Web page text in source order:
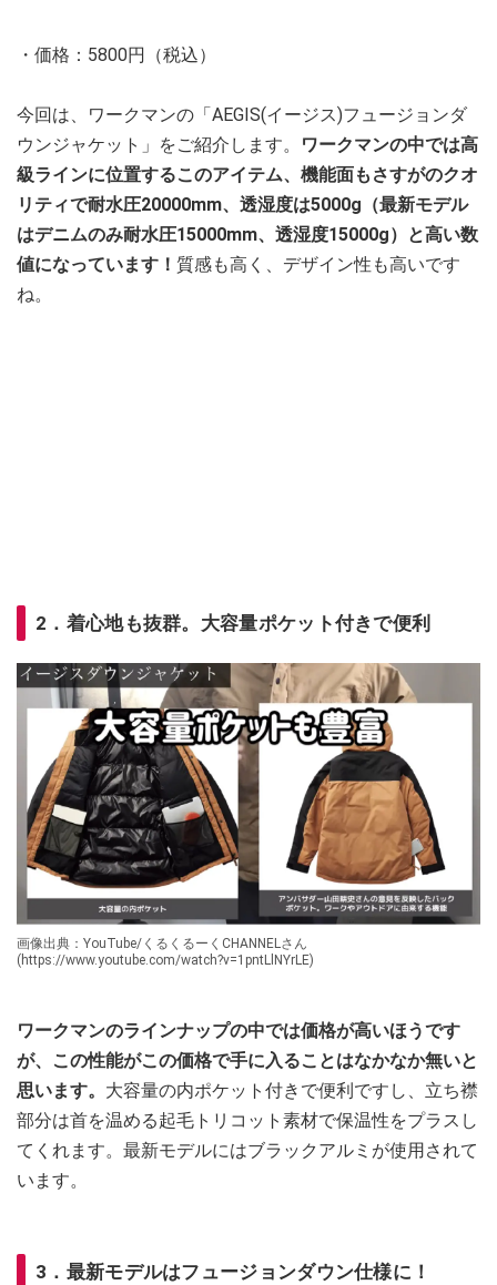
・価格：5800円（税込）
今回は、ワークマンの「AEGIS(イージス)フュージョンダ
ウンジャケット」をご紹介します。
ワークマンの中では高
級ラインに位置するこのアイテム、機能面もさすがのクオ
リティで耐水圧20000mm、透湿度は5000g（最新モデル
はデニムのみ耐水圧15000mm、透湿度15000g）と高い数
値になっています！ 質感も高く、デザイン性も高いです
ね。
2．着心地も抜群。大容量ポケット付きで便利
画像出典：YouTube/くるくるーくCHANNELさん
(https://www.youtube.com/watch?v=1pntLlNYrLE)
ワークマンのラインナップの中では価格が高いほうです
が、この性能がこの価格で手に入ることはなかなか無いと
思います。 大容量の内ポケット付きで便利ですし、立ち襟
部分は首を温める起毛トリコット素材で保温性をプラスし
てくれます。最新モデルにはブラックアルミが使用されて
います。
3．最新モデルはフュージョンダウン仕様に！